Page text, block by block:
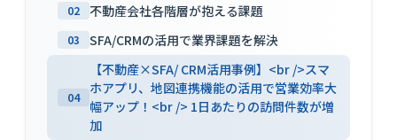
02 不動産会社各階層が抱える課題
03 SFA/CRMの活用で業界課題を解決
04
【不動産×SFA/ CRM活用事例】<br />スマ
ホアプリ、地図連携機能の活用で営業効率大
幅アップ！<br /> 1日あたりの訪問件数が増
加